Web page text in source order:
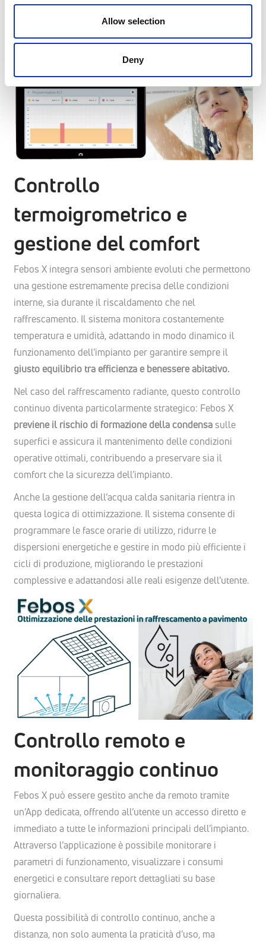
Allow selection
Deny
Il risultato è un impianto più efficiente, stabile e allineato
smart grid.
Controllo
termoigrometrico e
gestione del comfort
Febos X integra sensori ambiente evoluti che permettono
una gestione estremamente precisa delle condizioni
interne, sia durante il riscaldamento che nel
raffrescamento. Il sistema monitora costantemente
temperatura e umidità, adattando in modo dinamico il
funzionamento dell’impianto per garantire sempre il
giusto equilibrio tra efficienza e benessere abitativo.
Nel caso del raffrescamento radiante, questo controllo
continuo diventa particolarmente strategico: Febos X
previene il rischio di formazione della condensasulle
superfici e assicura il mantenimento delle condizioni
operative ottimali, contribuendo a preservare sia il
comfort che la sicurezza dell’impianto.
Anche la gestione dell’acqua calda sanitaria rientra in
questa logica di ottimizzazione. Il sistema consente di
programmare le fasce orarie di utilizzo, ridurre le
dispersioni energetiche e gestire in modo più efficiente i
cicli di produzione, migliorando le prestazioni
complessive e adattandosi alle reali esigenze dell’utente.
Controllo remoto e
monitoraggio continuo
Febos X può essere gestito anche da remoto tramite
un’App dedicata, offrendo all’utente un accesso diretto e
immediato a tutte le informazioni principali dell’impianto.
Attraverso l’applicazione è possibile monitorare i
parametri di funzionamento, visualizzare i consumi
energetici e consultare report dettagliati su base
giornaliera.
Questa possibilità di controllo continuo, anche a
distanza, non solo aumenta la praticità d’uso, ma